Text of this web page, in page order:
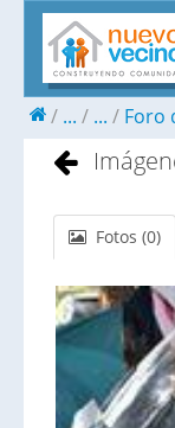
... ... Foro
Fotos (0)